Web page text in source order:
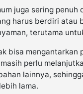
juga sering penuh
harus berdiri atau
terutama
bisa mengantarkan
perlu
lainnya,
lama.